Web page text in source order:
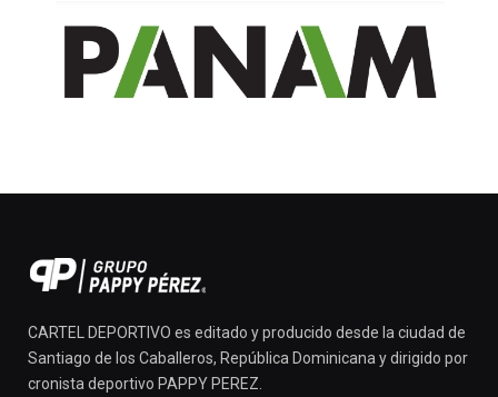
CARTEL DEPORTIVO es editado y producido desde la ciudad de
Santiago de los Caballeros, República Dominicana y dirigido por
cronista deportivo PAPPY PEREZ.